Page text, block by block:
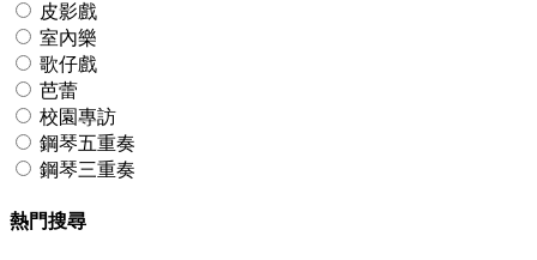
皮影戲
室內樂
歌仔戲
芭蕾
校園專訪
鋼琴五重奏
鋼琴三重奏
熱門搜尋